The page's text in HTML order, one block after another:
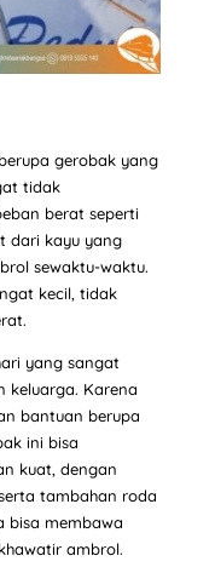
gerobak yang
tidak
berat seperti
dari kayu yang
sewaktu-waktu.
kecil, tidak
yang sangat
keluarga. Karena
bantuan berupa
ini bisa
kuat, dengan
tambahan roda
bisa membawa
ambrol.